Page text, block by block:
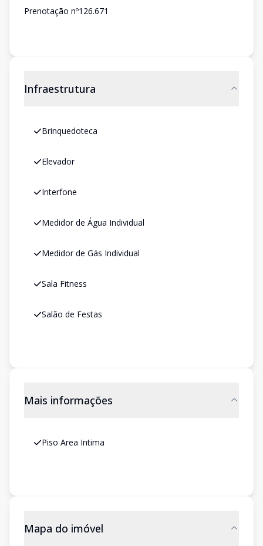
Prenotação nº126.671
Infraestrutura
Brinquedoteca
Elevador
Interfone
Medidor de Água Individual
Medidor de Gás Individual
Sala Fitness
Salão de Festas
Mais informações
Piso Area Intima
Mapa do imóvel